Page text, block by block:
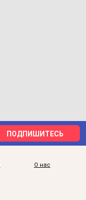
ПОДПИШИТЕСЬ
О нас